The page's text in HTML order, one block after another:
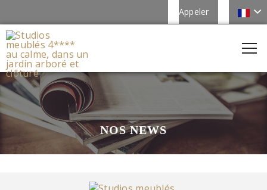
Appeler
NOS NEWS